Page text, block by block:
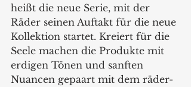
heißt die neue Serie, mit der
Räder seinen Auftakt für die neue
Kollektion startet. Kreiert für die
Seele machen die Produkte mit
erdigen Tönen und sanften
Nuancen gepaart mit dem räder-